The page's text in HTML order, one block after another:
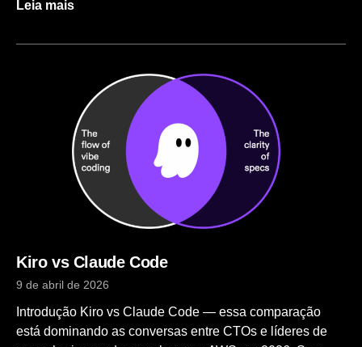
depende do seu cenário. O que mudou em julho de
2025? Por muito tempo, fazer um Blue/Green deployment
em Amazon ECS com zero downtime exigia
necessariamente o AWS CodeDeploy: você configurava
um deployment group, integrações com CodePipeline,
regras de traffic shifting e lifecycle hooks num serviço
separado. Funcionava, mas adicionava complexidade
operacional considerável. Em julho de 2025, a equipe do
ECS lançou o Blue/Green deployment nativo — toda a
Leia mais
Kiro vs Claude Code
9 de abril de 2026
Introdução Kiro vs Claude Code — essa comparação
está dominando as conversas entre CTOs e líderes de